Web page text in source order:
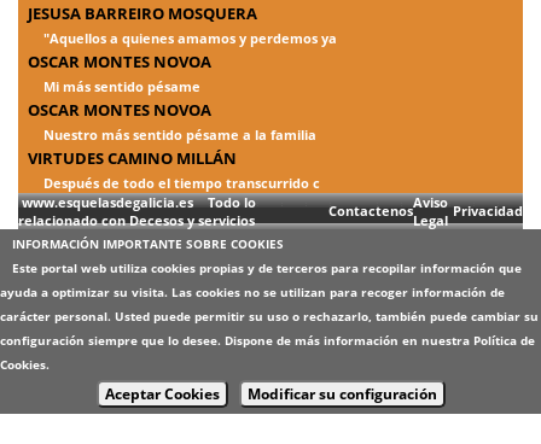
JESUSA BARREIRO MOSQUERA
"Aquellos a quienes amamos y perdemos ya
OSCAR MONTES NOVOA
Mi más sentido pésame
OSCAR MONTES NOVOA
Nuestro más sentido pésame a la familia
VIRTUDES CAMINO MILLÁN
Después de todo el tiempo transcurrido c
www.esquelasdegalicia.es Todo lo
relacionado con Decesos y servicios
ContactenosAviso
Legal
Privacidad
INFORMACIÓN IMPORTANTE SOBRE COOKIES
Este portal web utiliza cookies propias y de terceros para recopilar información que
ayuda a optimizar su visita. Las cookies no se utilizan para recoger información de
carácter personal. Usted puede permitir su uso o rechazarlo, también puede cambiar su
configuración siempre que lo desee. Dispone de más información en nuestra Política de
Cookies.